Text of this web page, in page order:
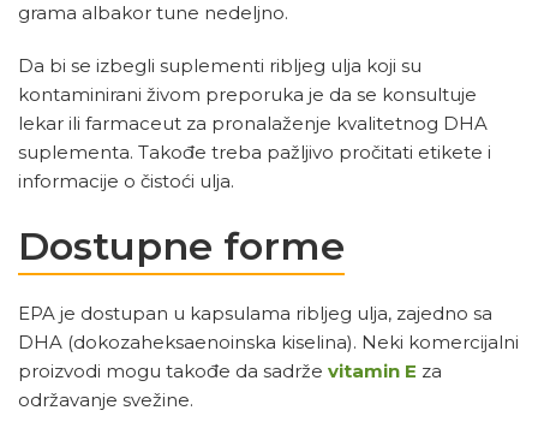
grama albakor tune nedeljno.
Da bi se izbegli suplementi ribljeg ulja koji su
kontaminirani živom preporuka je da se konsultuje
lekar ili farmaceut za pronalaženje kvalitetnog DHA
suplementa. Takođe treba pažljivo pročitati etikete i
informacije o čistoći ulja.
Dostupne forme
EPA je dostupan u kapsulama ribljeg ulja, zajedno sa
DHA (dokozaheksaenoinska kiselina). Neki komercijalni
proizvodi mogu takođe da sadrže vitamin E za
održavanje svežine.